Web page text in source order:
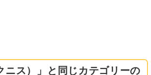
ニス）」と同じカテゴリーの